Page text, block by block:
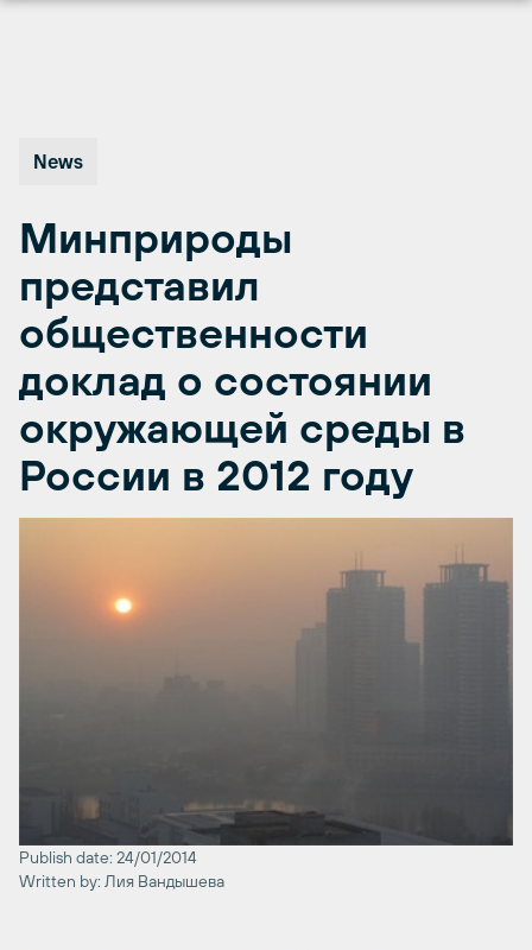
News
Минприроды
представил
общественности
доклад о состоянии
окружающей среды в
России в 2012 году
Publish date: 24/01/2014
Written by: Лия Вандышева